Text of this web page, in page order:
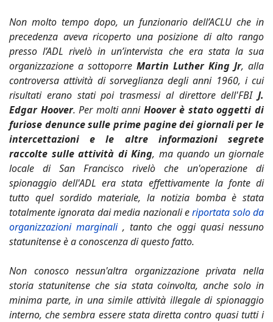
Non molto tempo dopo, un funzionario dell’ACLU che in
precedenza aveva ricoperto una posizione di alto rango
presso l’ADL rivelò in un’intervista che era stata la sua
organizzazione a sottoporre Martin Luther King Jr, alla
controversa attività di sorveglianza degli anni 1960, i cui
risultati erano stati poi trasmessi al direttore dell'FBI J.
Edgar Hoover. Per molti anni Hoover è stato oggetti di
furiose denunce sulle prime pagine dei giornali per le
intercettazioni e le altre informazioni segrete
raccolte sulle attività di King, ma quando un giornale
locale di San Francisco rivelò che un'operazione di
spionaggio dell'ADL era stata effettivamente la fonte di
tutto quel sordido materiale, la notizia bomba è stata
totalmente ignorata dai media nazionali eriportata solo da
organizzazioni marginali, tanto che oggi quasi nessuno
statunitense è a conoscenza di questo fatto.
Non conosco nessun'altra organizzazione privata nella
storia statunitense che sia stata coinvolta, anche solo in
minima parte, in una simile attività illegale di spionaggio
interno, che sembra essere stata diretta contro quasi tutti i